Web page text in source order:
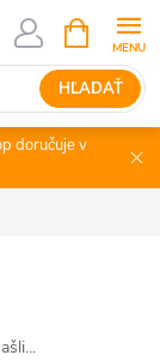
HĽADAŤ
KOŠÍK
doručuje v